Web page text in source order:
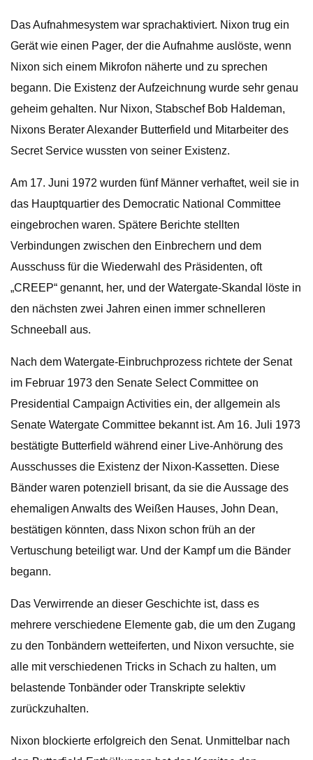
Das Aufnahmesystem war sprachaktiviert. Nixon trug ein
Gerät wie einen Pager, der die Aufnahme auslöste, wenn
Nixon sich einem Mikrofon näherte und zu sprechen
begann. Die Existenz der Aufzeichnung wurde sehr genau
geheim gehalten. Nur Nixon, Stabschef Bob Haldeman,
Nixons Berater Alexander Butterfield und Mitarbeiter des
Secret Service wussten von seiner Existenz.
Am 17. Juni 1972 wurden fünf Männer verhaftet, weil sie in
das Hauptquartier des Democratic National Committee
eingebrochen waren. Spätere Berichte stellten
Verbindungen zwischen den Einbrechern und dem
Ausschuss für die Wiederwahl des Präsidenten, oft
„CREEP“ genannt, her, und der Watergate-Skandal löste in
den nächsten zwei Jahren einen immer schnelleren
Schneeball aus.
Nach dem Watergate-Einbruchprozess richtete der Senat
im Februar 1973 den Senate Select Committee on
Presidential Campaign Activities ein, der allgemein als
Senate Watergate Committee bekannt ist. Am 16. Juli 1973
bestätigte Butterfield während einer Live-Anhörung des
Ausschusses die Existenz der Nixon-Kassetten. Diese
Bänder waren potenziell brisant, da sie die Aussage des
ehemaligen Anwalts des Weißen Hauses, John Dean,
bestätigen könnten, dass Nixon schon früh an der
Vertuschung beteiligt war. Und der Kampf um die Bänder
begann.
Das Verwirrende an dieser Geschichte ist, dass es
mehrere verschiedene Elemente gab, die um den Zugang
zu den Tonbändern wetteiferten, und Nixon versuchte, sie
alle mit verschiedenen Tricks in Schach zu halten, um
belastende Tonbänder oder Transkripte selektiv
zurückzuhalten.
Nixon blockierte erfolgreich den Senat. Unmittelbar nach